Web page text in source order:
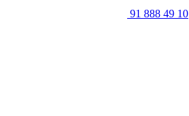
91 888 49 10